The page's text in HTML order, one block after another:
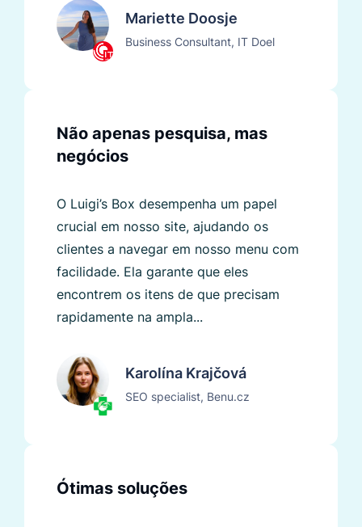
Mariette Doosje
Business Consultant, IT Doel
Não apenas pesquisa, mas
negócios
O Luigi’s Box desempenha um papel
crucial em nosso site, ajudando os
clientes a navegar em nosso menu com
facilidade. Ela garante que eles
encontrem os itens de que precisam
rapidamente na ampla...
Karolína Krajčová
SEO specialist, Benu.cz
Ótimas soluções